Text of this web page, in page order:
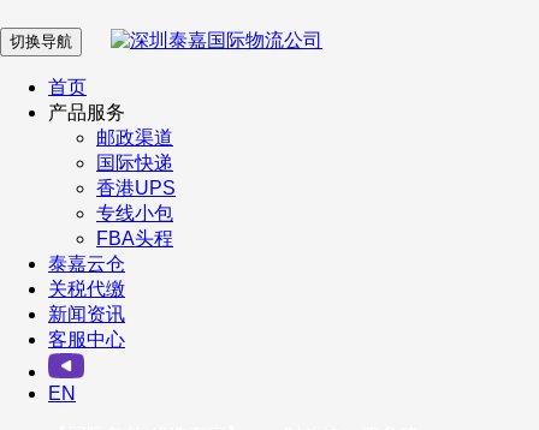
在 线 客 服
企业微信
订阅号
客户服务热线
400-098-5699
切换导航
首页
产品服务
邮政渠道
国际快递
香港UPS
专线小包
FBA头程
泰嘉云仓
关税代缴
新闻资讯
客服中心
EN